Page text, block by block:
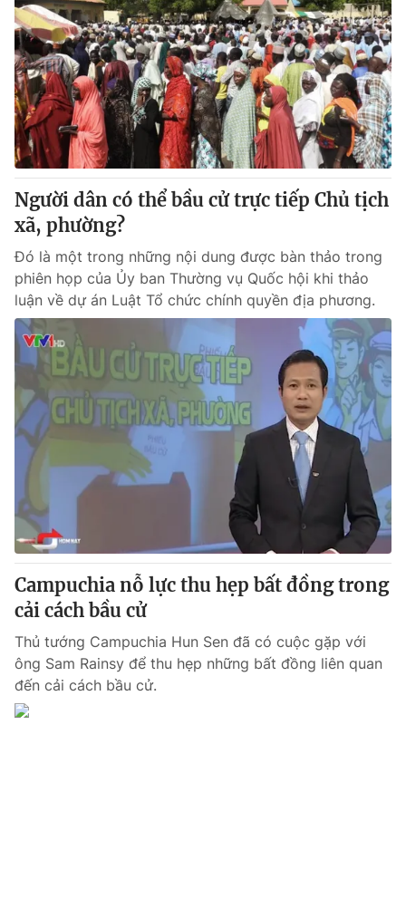
Người dân có thể bầu cử trực tiếp Chủ tịch
xã, phường?
Đó là một trong những nội dung được bàn thảo trong
phiên họp của Ủy ban Thường vụ Quốc hội khi thảo
luận về dự án Luật Tổ chức chính quyền địa phương.
Campuchia nỗ lực thu hẹp bất đồng trong
cải cách bầu cử
Thủ tướng Campuchia Hun Sen đã có cuộc gặp với
ông Sam Rainsy để thu hẹp những bất đồng liên quan
đến cải cách bầu cử.